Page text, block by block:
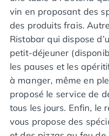
Camping en bord de mer
Camping en bord de mer
Camping en bord de mer
Camping en bord de mer
Camping en bord de mer
Camping en bord de mer
Camping en bord de mer
Camping en bord de mer
Camping en bord de mer
Camping en bord de mer
Camping en bord de mer
vin en proposant des
des produits frais.
Ristobar qui dispose
petit-déjeuner
les pauses et les
à manger, même en
proposé le service de
tous les jours. Enfin, le
vous propose des